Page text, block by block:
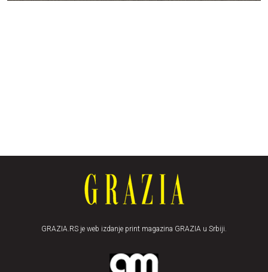
GRAZIA.RS je web izdanje print magazina GRAZIA u Srbiji.